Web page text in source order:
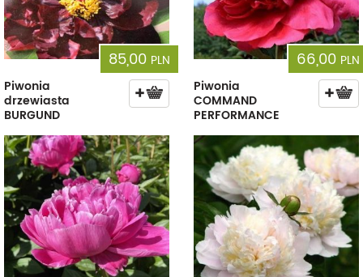
85,00 PLN
Piwonia
drzewiasta
BURGUND
66,00 PLN
Piwonia
COMMAND
PERFORMANCE